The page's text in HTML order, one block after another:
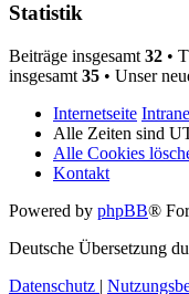
Statistik
Beiträge insgesamt 32 •
insgesamt 35 • Unser
Internetseite
Alle Zeiten sind
Alle Cookies
Kontakt
Powered by phpBB®
Deutsche Übersetzung
Datenschutz |